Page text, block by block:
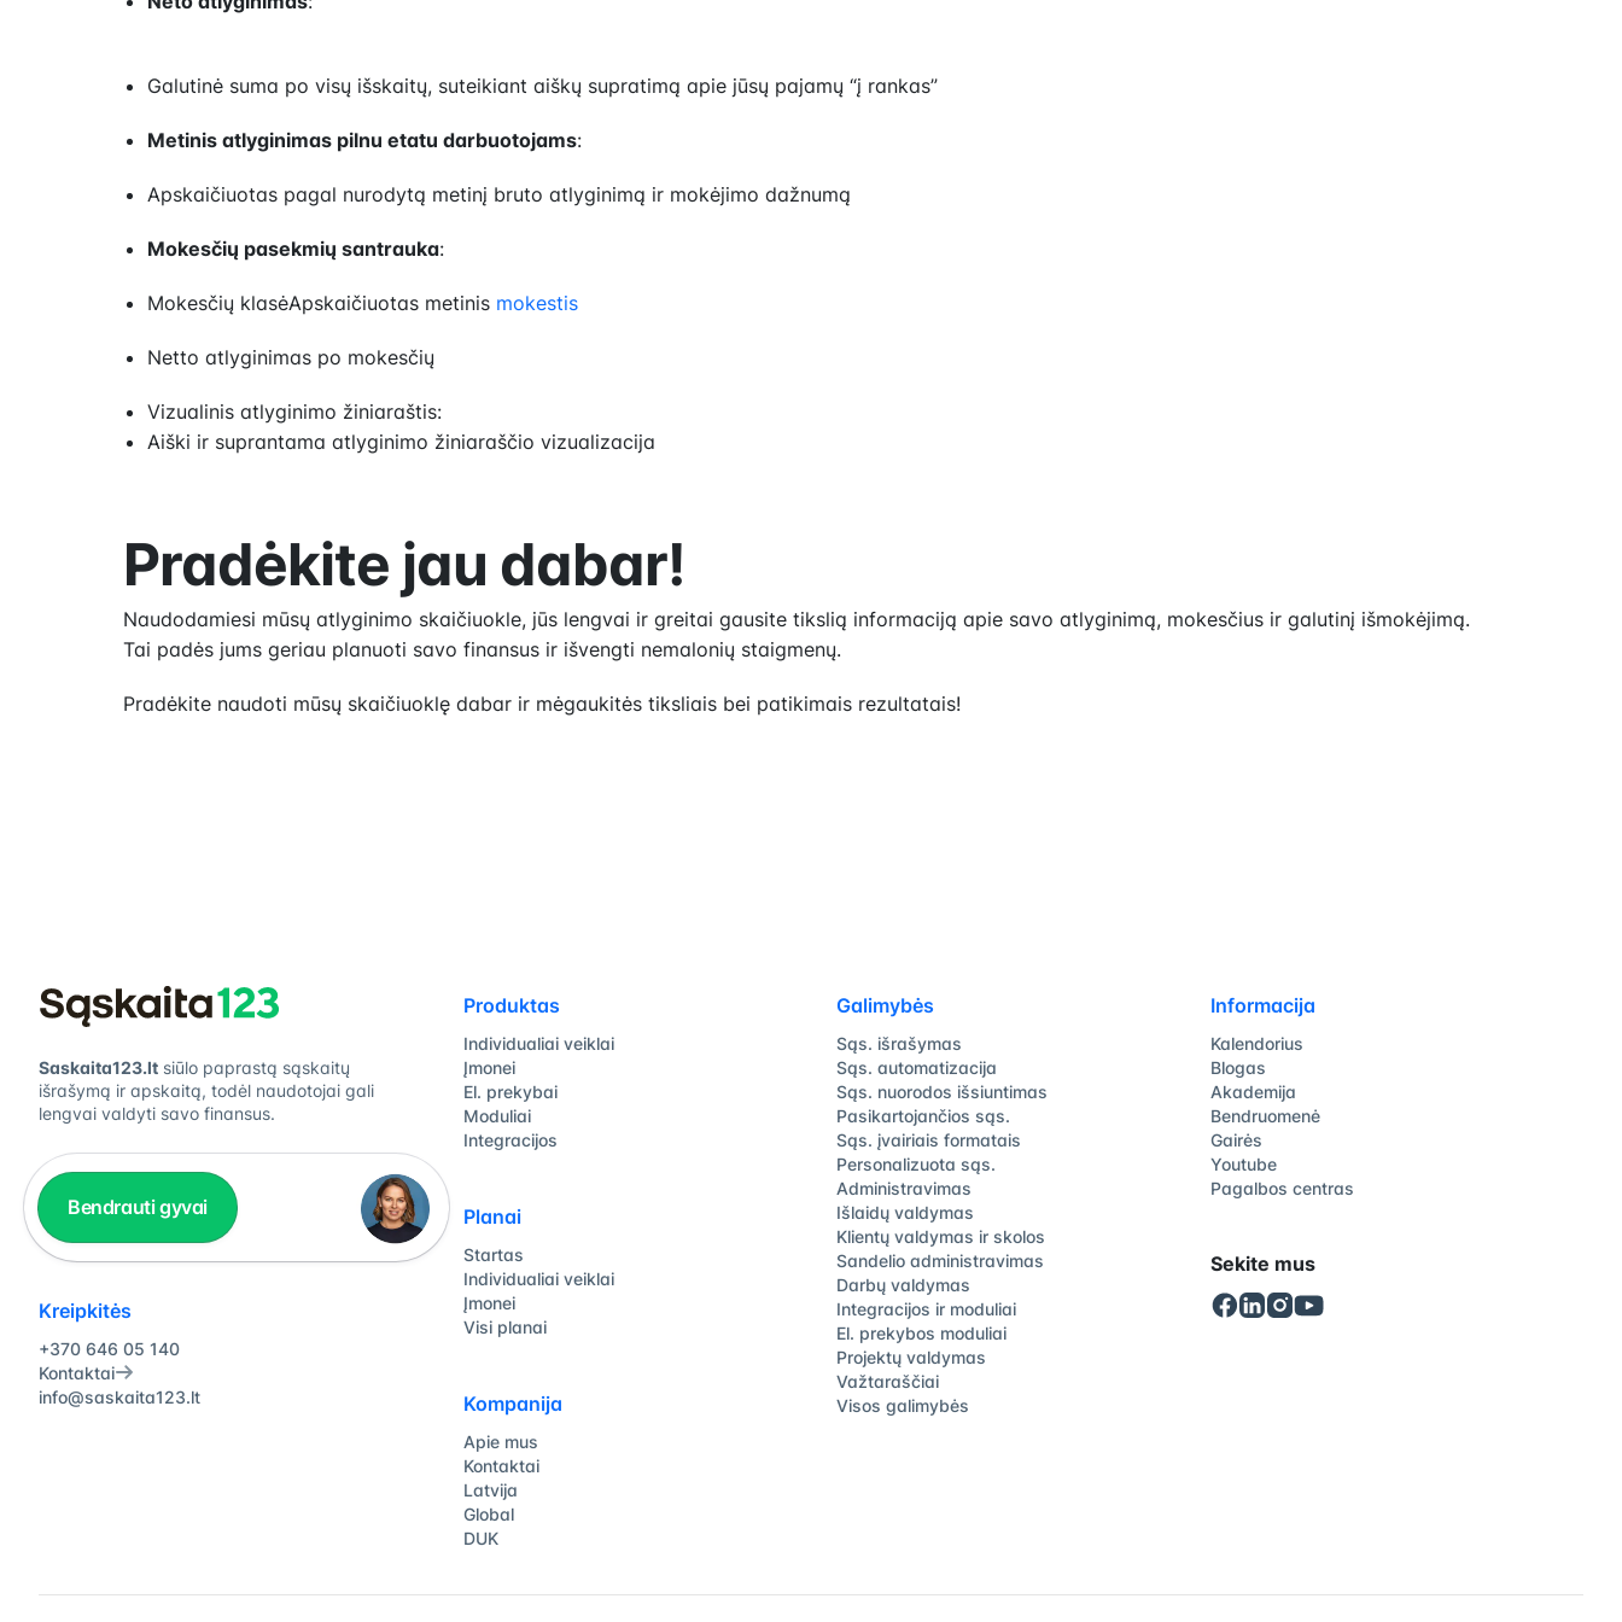
Galutinė suma po visų išskaitų, suteikiant aiškų supratimą apie jūsų pajamų “į rankas”
Metinis atlyginimas pilnu etatu darbuotojams:
Apskaičiuotas pagal nurodytą metinį bruto atlyginimą ir mokėjimo dažnumą
Mokesčių pasekmių santrauka:
Mokesčių klasėApskaičiuotas metinis mokestis
Netto atlyginimas po mokesčių
Vizualinis atlyginimo žiniaraštis:
Aiški ir suprantama atlyginimo žiniaraščio vizualizacija
Pradėkite jau dabar!
Naudodamiesi mūsų atlyginimo skaičiuokle, jūs lengvai ir greitai gausite tikslią informaciją apie savo atlyginimą, mokesčius ir galutinį išmokėjimą.
Tai padės jums geriau planuoti savo finansus ir išvengti nemalonių staigmenų.
Pradėkite naudoti mūsų skaičiuoklę dabar ir mėgaukitės tiksliais bei patikimais rezultatais!
Saskaita123.lt siūlo paprastą sąskaitų
išrašymą ir apskaitą, todėl naudotojai gali
lengvai valdyti savo finansus.
Bendrauti gyvai
Kreipkitės
+370 646 05 140
info@saskaita123.lt
Kontaktai
Produktas
Individualiai veiklai
Įmonei
El. prekybai
Moduliai
Integracijos
Planai
Startas
Individualiai veiklai
Įmonei
Visi planai
Kompanija
Apie mus
Kontaktai
Latvija
Global
DUK
Galimybės
Sąs. išrašymas
Sąs. automatizacija
Sąs. nuorodos išsiuntimas
Pasikartojančios sąs.
Sąs. įvairiais formatais
Personalizuota sąs.
Administravimas
Išlaidų valdymas
Klientų valdymas ir skolos
Sandelio administravimas
Darbų valdymas
Integracijos ir moduliai
El. prekybos moduliai
Projektų valdymas
Važtaraščiai
Visos galimybės
Informacija
Kalendorius
Blogas
Akademija
Bendruomenė
Gairės
Youtube
Pagalbos centras
Sekite mus